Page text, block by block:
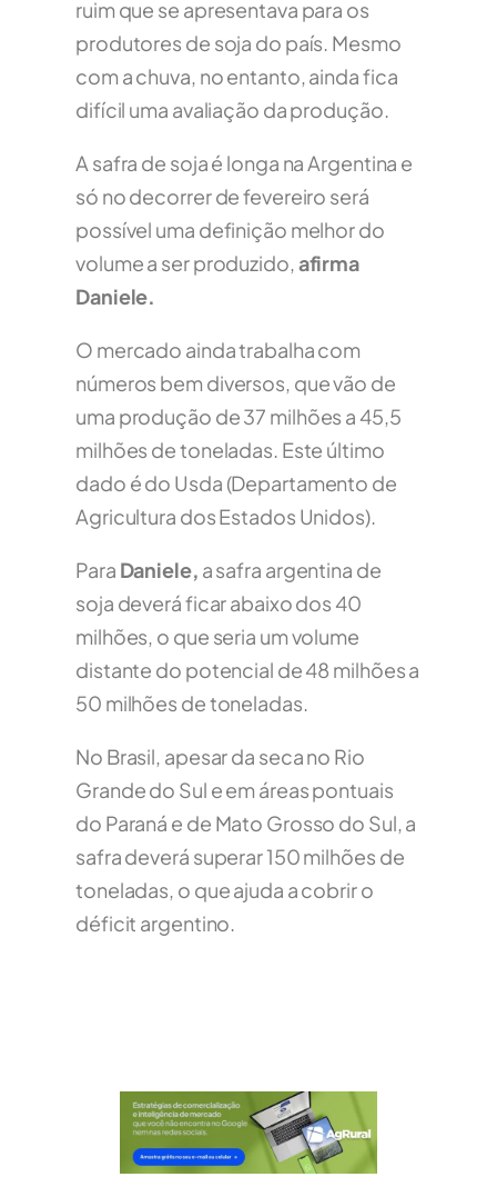
ruim que se apresentava para os
produtores de soja do país. Mesmo
com a chuva, no entanto, ainda fica
difícil uma avaliação da produção.
A safra de soja é longa na Argentina e
só no decorrer de fevereiro será
possível uma definição melhor do
volume a ser produzido,afirma
Daniele.
O mercado ainda trabalha com
números bem diversos, que vão de
uma produção de 37 milhões a 45,5
milhões de toneladas. Este último
dado é do Usda (Departamento de
Agricultura dos Estados Unidos).
Para Daniele, a safra argentina de
soja deverá ficar abaixo dos 40
milhões, o que seria um volume
distante do potencial de 48 milhões a
50 milhões de toneladas.
No Brasil, apesar da seca no Rio
Grande do Sul e em áreas pontuais
do Paraná e de Mato Grosso do Sul, a
safra deverá superar 150 milhões de
toneladas, o que ajuda a cobrir o
déficit argentino.